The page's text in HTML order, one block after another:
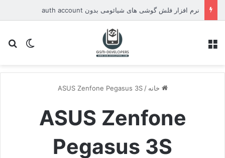
نرم افزار فلش گوشی های شیائومی بدون auth account
تغییر
خانه /
ASUS Zenfone Pegasus 3S
ASUS Zenfone
Pegasus 3S